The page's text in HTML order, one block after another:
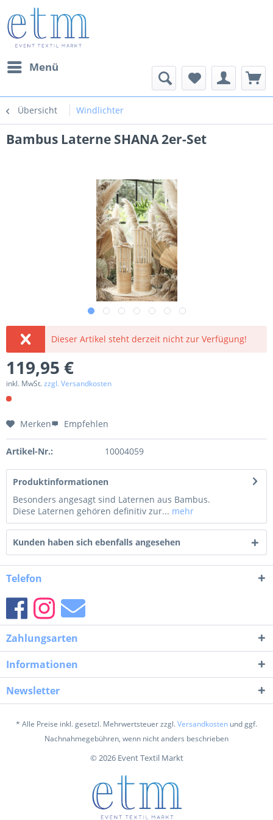
Menü
Übersicht Windlichter
Bambus Laterne SHANA 2er-Set
Dieser Artikel steht derzeit nicht zur Verfügung!
119,95 €
inkl. MwSt.zzgl. Versandkosten
Merken Empfehlen
Artikel-Nr.: 10004059
Produktinformationen
Besonders angesagt sind Laternen aus Bambus.
Diese Laternen gehören definitiv zur... mehr
Kunden haben sich ebenfalls angesehen
Telefon
Zahlungsarten
Informationen
Newsletter
* Alle Preise inkl. gesetzl. Mehrwertsteuer zzgl.Versandkosten und ggf.
Nachnahmegebühren, wenn nicht anders beschrieben
© 2026 Event Textil Markt